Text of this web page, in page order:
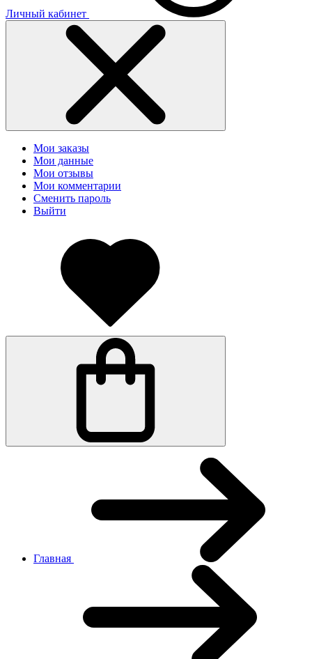
Личный кабинет
Мои заказы
Мои данные
Мои отзывы
Мои комментарии
Сменить пароль
Выйти
Главная